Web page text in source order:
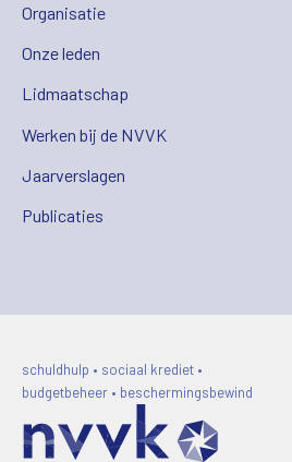
Organisatie
Onze leden
Lidmaatschap
Werken bij de NVVK
Jaarverslagen
Publicaties
schuldhulp • sociaal krediet •
budgetbeheer • beschermingsbewind